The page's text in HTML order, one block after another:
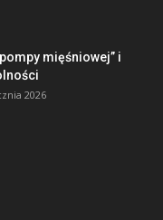
mięśniowej” i
2026